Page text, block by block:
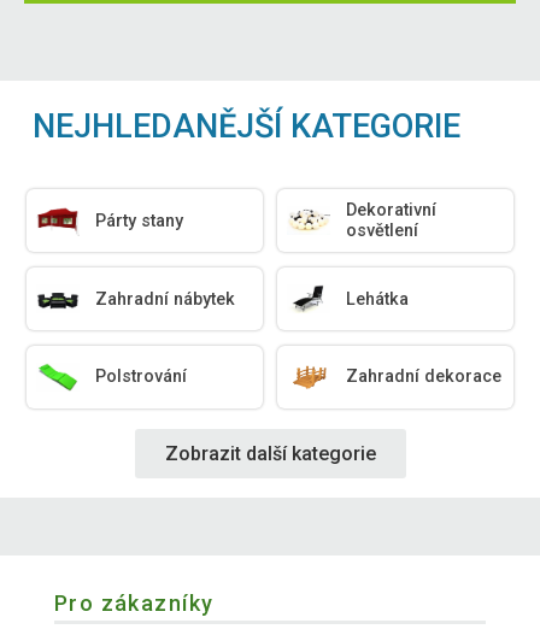
NEJHLEDANĚJŠÍ KATEGORIE
Párty stany
Dekorativní
osvětlení
Zahradní nábytek Lehátka
Polstrování Zahradní dekorace
Zobrazit další kategorie
Pro zákazníky